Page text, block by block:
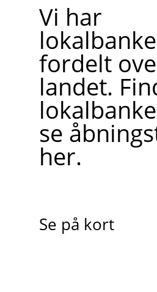
Vi har
fordelt
landet.
se
her.
Se på kort